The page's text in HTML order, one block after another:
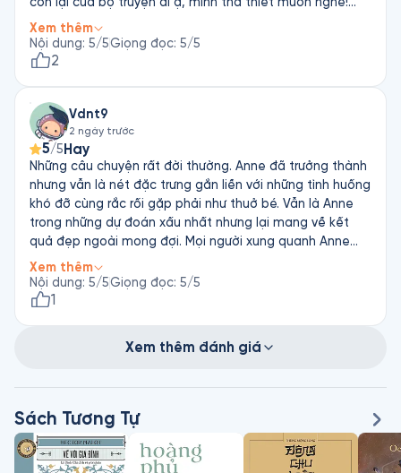
(như giọng điệu của Anne vậy)
Xem thêm
Nội dung: 5/5Giọng đọc: 5/5
2
Vdnt9
2 ngày trước
5/5 Hay
Những câu chuyện rất đời thường. Anne đã trưởng thành
nhưng vẫn là nét đặc trưng gắn liền với những tình huống
khó đỡ cùng rắc rối gặp phải như thuở bé. Vẫn là Anne
trong những dự đoán xấu nhất nhưng lại mang về kết
quả đẹp ngoài mong đợi. Mọi người xung quanh Anne
đều dễ mến và tình cảm. Theo cách nhìn lương thiện
không bao giờ nghĩ xấu hay ganh tị với bất kì ai, Anne đã
giúp cho người đọc là mình yêu mến tất cả những người
rất hay và truyền cảm!
Xem thêm
Nội dung: 5/5Giọng đọc: 5/5
1
Xem thêm đánh giá
Sách Tương Tự